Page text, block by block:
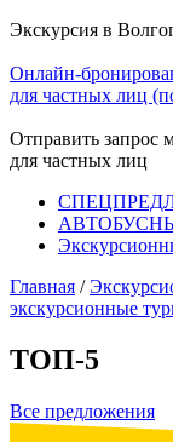
Экскурсия в
Онлайн-
для частных лиц
Отправить запрос
для частных лиц
Главная /
экскурсионные
ТОП-5
Все предложения